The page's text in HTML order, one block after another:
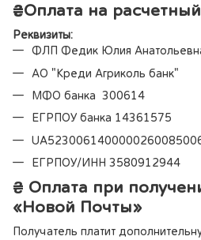
₴Оплата на
Реквизиты:
ФЛП Федик Юлия
АО "Креди Агриколь банк"
МФО банка 300614
ЕГРПОУ банка 14361575
ЕГРПОУ/ИНН 3580912944
₴ Оплата при
«Новой Почты»
Получатель платит